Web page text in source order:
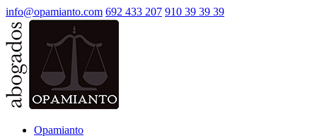
info@opamianto.com 692 433 207 910 39 39 39
Opamianto